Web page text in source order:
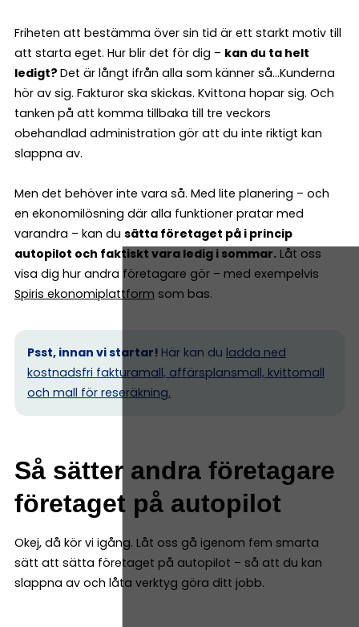
Friheten att bestämma över sin tid är ett starkt motiv till
att starta eget. Hur blir det för dig – kan du ta helt
ledigt? Det är långt ifrån alla som känner så…Kunderna
hör av sig. Fakturor ska skickas. Kvittona hopar sig. Och
tanken på att komma tillbaka till tre veckors
obehandlad administration gör att du inte riktigt kan
slappna av.
Men det behöver inte vara så. Med lite planering – och
en ekonomilösning där alla funktioner pratar med
varandra – kan du sätta företaget på i princip
autopilot och faktiskt vara ledig i sommar. Låt oss
visa dig hur andra företagare gör – med exempelvis
Spiris ekonomiplattform som bas.
Psst, innan vi startar! Här kan du ladda ned
kostnadsfri fakturamall, affärsplansmall, kvittomall
och mall för reseräkning.
Så sätter andra företagare
företaget på autopilot
Okej, då kör vi igång. Låt oss gå igenom fem smarta
sätt att sätta företaget på autopilot – så att du kan
slappna av och låta verktyg göra ditt jobb.